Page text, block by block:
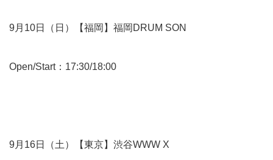
9月10日（日）【福岡】福岡DRUM SON
Open/Start：17:30/18:00
9月16日（土）【東京】渋谷WWW X